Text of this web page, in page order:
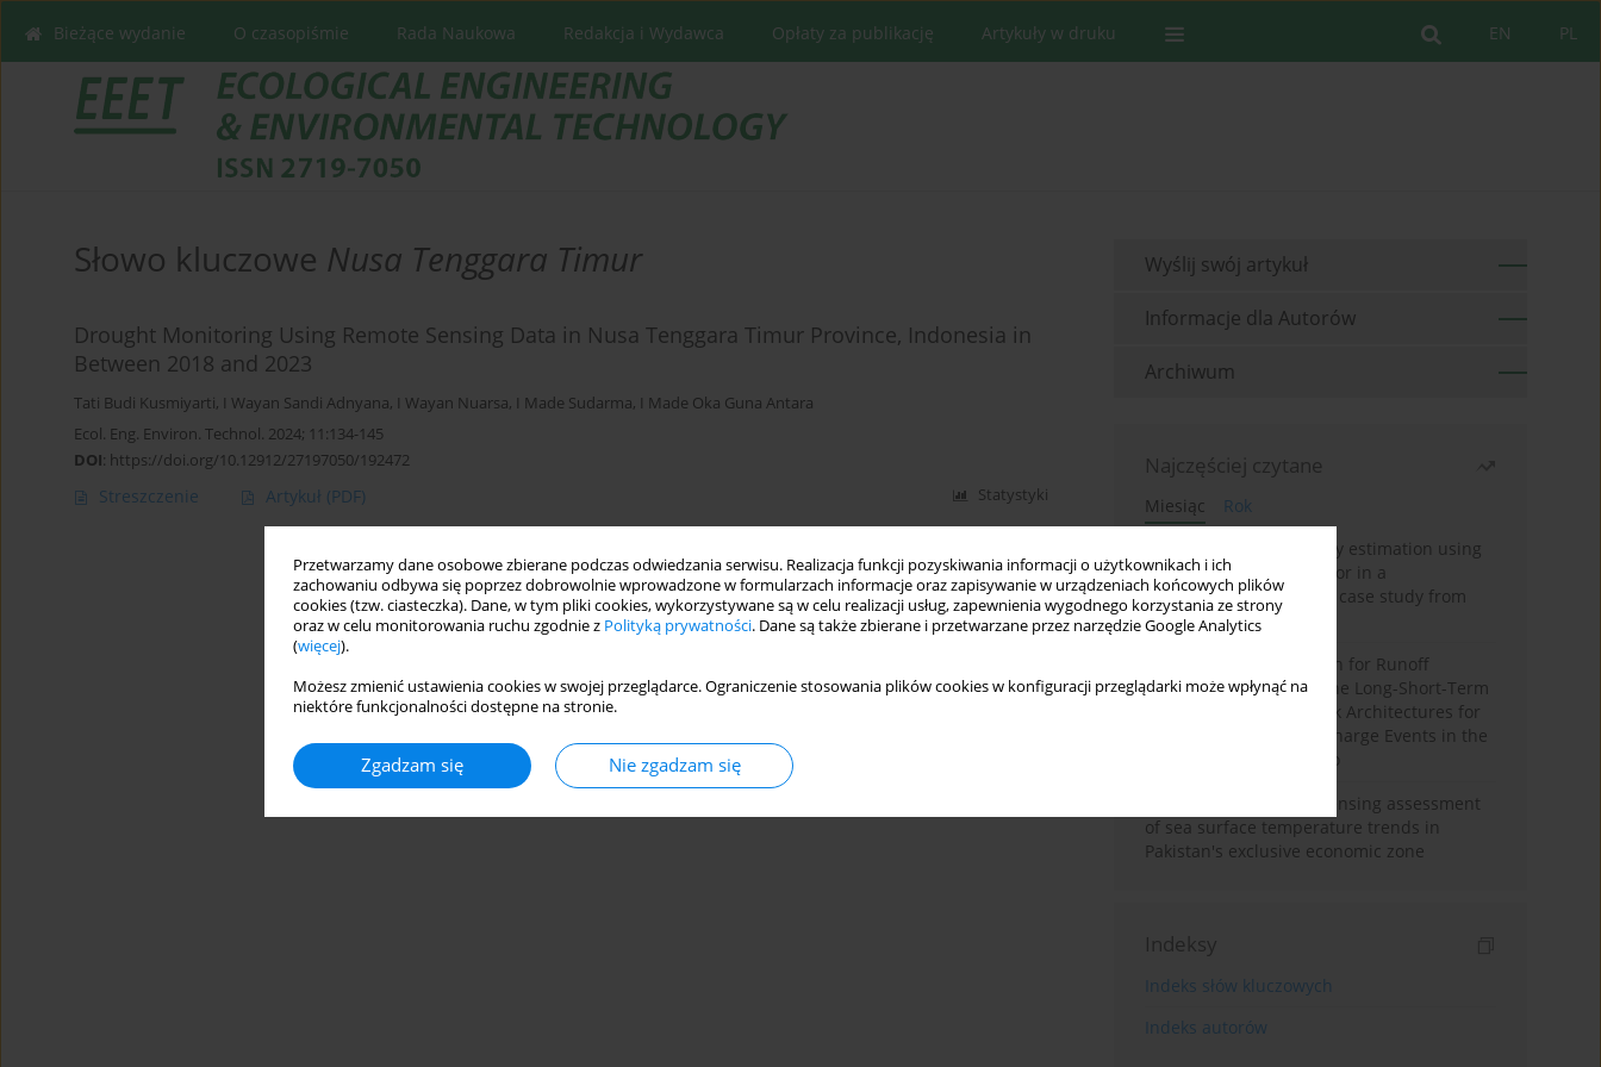
Przetwarzamy dane osobowe zbierane podczas odwiedzania serwisu. Realizacja funkcji pozyskiwania informacji o użytkownikach i ich
zachowaniu odbywa się poprzez dobrowolnie wprowadzone w formularzach informacje oraz zapisywanie w urządzeniach końcowych plików
cookies (tzw. ciasteczka). Dane, w tym pliki cookies, wykorzystywane są w celu realizacji usług, zapewnienia wygodnego korzystania ze strony
oraz w celu monitorowania ruchu zgodnie z Polityką prywatności. Dane są także zbierane i przetwarzane przez narzędzie Google Analytics
(więcej).
Możesz zmienić ustawienia cookies w swojej przeglądarce. Ograniczenie stosowania plików cookies w konfiguracji przeglądarki może wpłynąć na
niektóre funkcjonalności dostępne na stronie.
Zgadzam się Nie zgadzam się
PL
EN
Bieżące wydanie O czasopiśmie Rada Naukowa Redakcja i Wydawca Opłaty za publikację Artykuły w druku
Słowo kluczowe Nusa Tenggara Timur
Drought Monitoring Using Remote Sensing Data in Nusa Tenggara Timur Province, Indonesia in
Between 2018 and 2023
Tati Budi Kusmiyarti, I Wayan Sandi Adnyana, I Wayan Nuarsa, I Made Sudarma, I Made Oka Guna Antara
Ecol. Eng. Environ. Technol. 2024; 11:134-145
DOI: https://doi.org/10.12912/27197050/192472
Streszczenie Artykuł (PDF) Statystyki
Wyślij swój artykuł
Informacje dla Autorów
Archiwum
Najczęściej czytane
Miesiąc
Rok
Improving soil erodibility estimation using
a plasticity-based K factor in a
Mediterranean basin: A case study from
northern Morocco
Deep Learning Approach for Runoff
Prediction: Evaluating the Long-Short-Term
Memory Neural Network Architectures for
Capturing Extreme Discharge Events in the
Ouergha Basin, Morocco
A two-decade remote sensing assessment
of sea surface temperature trends in
Pakistan's exclusive economic zone
Indeksy
Indeks słów kluczowych
Indeks autorów